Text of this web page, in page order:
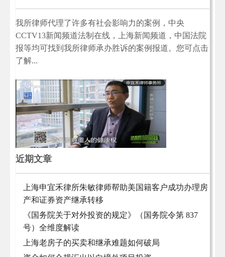
我所律师代理了许多有社会影响力的案例，中央
CCTV13新闻频道法制在线，上海新闻频道，中国法院
报等均可找到我所律师承办胜诉的案例报道。您可点击
了解...
近期文章
上海申宜禾律所朱敏律师帮助美国籍客户成功办理房
产和证券资产继承转移
《国务院关于对外投资的规定》（国务院令第 837
号）全维度解读
上海老房子的买卖和继承难题如何破局